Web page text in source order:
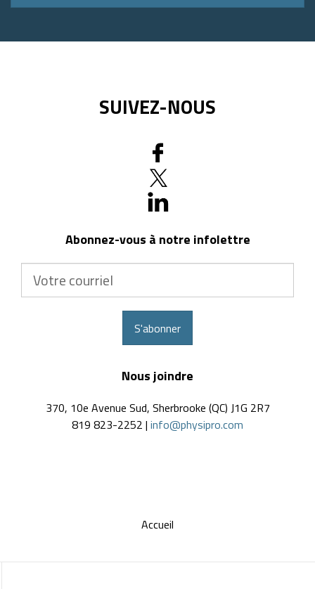
SUIVEZ-NOUS
Abonnez-vous à notre infolettre
S'abonner
Nous joindre
370, 10e Avenue Sud, Sherbrooke (QC) J1G 2R7
819 823-2252 | info@physipro.com
Accueil